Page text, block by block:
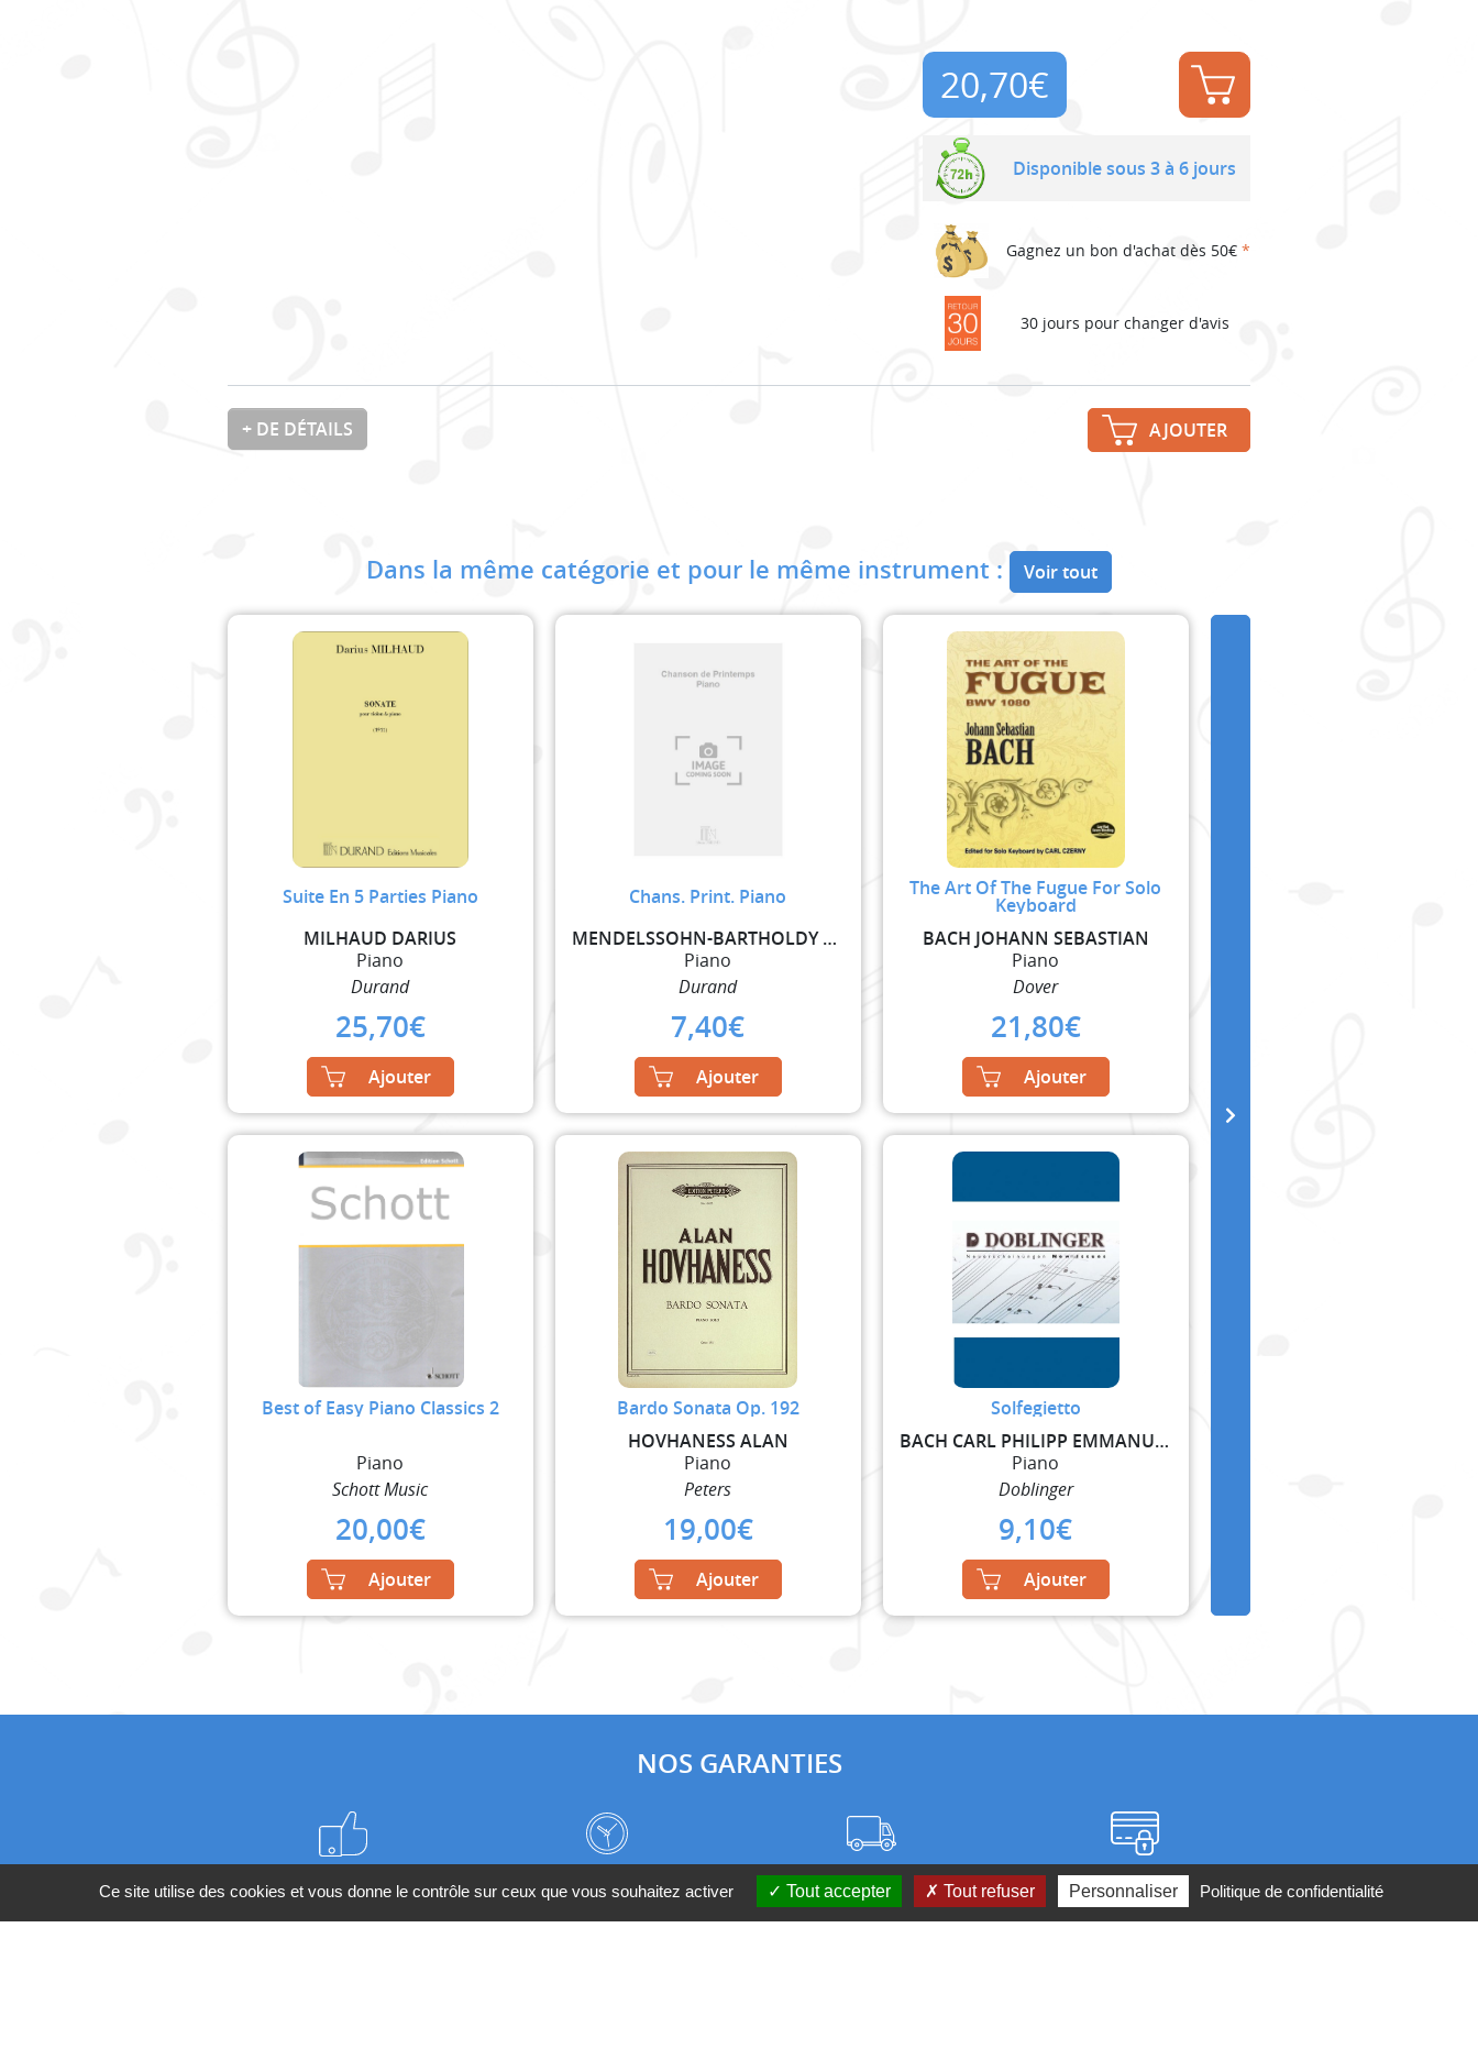
20,70€
Disponible sous 3 à 6 jours
Gagnez un bon d'achat dès 50€ *
30 jours pour changer d'avis
+ DE DÉTAILS AJOUTER
Dans la même catégorie et pour le même instrument : Voir tout
Suite En 5 Parties Piano
MILHAUD DARIUS
Piano
Durand
25,70€
Ajouter
Chans. Print. Piano
MENDELSSOHN-BARTHOLDY FELIX
Piano
Durand
7,40€
Ajouter
The Art Of The Fugue For Solo
Keyboard
BACH JOHANN SEBASTIAN
Piano
Dover
21,80€
Ajouter
Best of Easy Piano Classics 2
Piano
Schott Music
20,00€
Ajouter
Bardo Sonata Op. 192
HOVHANESS ALAN
Piano
Peters
19,00€
Ajouter
Solfegietto
BACH CARL PHILIPP EMMANUEL
Piano
Doblinger
9,10€
Ajouter
NOS GARANTIES
Meilleurs prix du web Frais de port à prix coûtant Paiement sécurisé
Ce site utilise des cookies et vous donne le contrôle sur ceux que vous souhaitez activer Tout accepter Tout refuser Personnaliser Politique de confidentialité